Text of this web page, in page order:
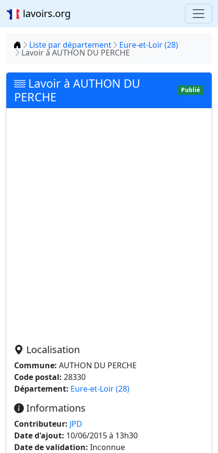
lavoirs.org
Accueil
Liste par département Eure-et-Loir (28)
Lavoir à AUTHON DU PERCHE
Lavoir à AUTHON DU
PERCHE
Publié
Localisation
Commune: AUTHON DU PERCHE
Code postal: 28330
Département: Eure-et-Loir (28)
Informations
Contributeur: JPD
Date d'ajout: 10/06/2015 à 13h30
Date de validation: Inconnue